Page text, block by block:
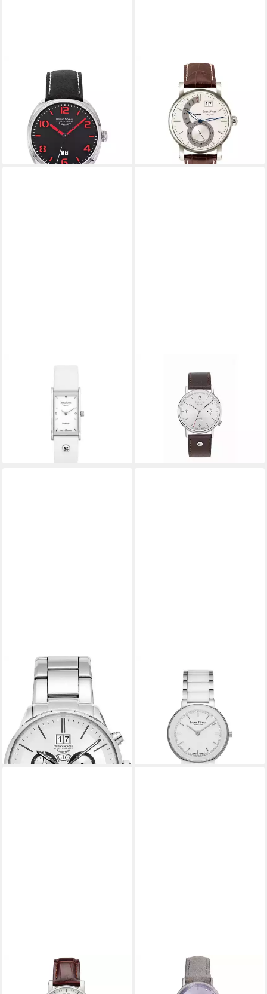
BRUNO SÖHNLE
Quarzuhr Bruno Söhnle La
Spezia La Spezia II 17-13209-
725,00 €
lieferbar - in 2-3 Werktagen bei dir
BRUNO SÖHNLE
Quarzuhr Bruno Söhnle
Quarz Pesaro II 073
Herrenuhr 17-13073-283
ab 949,99 € 975,00 €
lieferbar - in 2-3 Werktagen bei dir
Damen Uhr 17-93099-991
Thalia III mit Diamanten, (1-tlg)
lieferbar - in 2-3 Werktagen bei dir
Automatikuhr Bruno Söhnle
Herren Uhr 17-12098-261
Automatik Rondo, (1-tlg)
1.594,98 € 1.695,00 €
lieferbar - in 2-3 Werktagen bei dir
BRUNO SÖHNLE
Chronograph Triest
Chronograph
Herrenchronograph
969,00 € UVP 995,00 €
-3%
lieferbar - in 2-3 Werktagen bei dir
BRUNO SÖHNLE
Quarzuhr Bruno Söhnle
Minimalistisch Algebra 17-
93102-950
950,00 €
lieferbar - in 2-3 Werktagen bei dir
BRUNO SÖHNLE
Luxusuhr 17-13115-247
BRUNO SÖHNLE
Quarzuhr Glashütte